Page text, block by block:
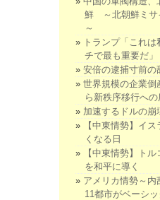
鮮 ～北朝鮮ミサ
～
トランプ「これ
チで最も重要だ」
安倍の逮捕寸前の
世界規模の企業倒
ら新秩序移行へ
加速するドルの崩
【中東情勢】イ
くなる日
【中東情勢】ト
を和平に導く
アメリカ情勢～内
11都市がベーシ